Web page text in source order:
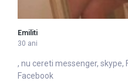
Emiliti
30 ani
, nu cereti messenger, skype,
Facebook